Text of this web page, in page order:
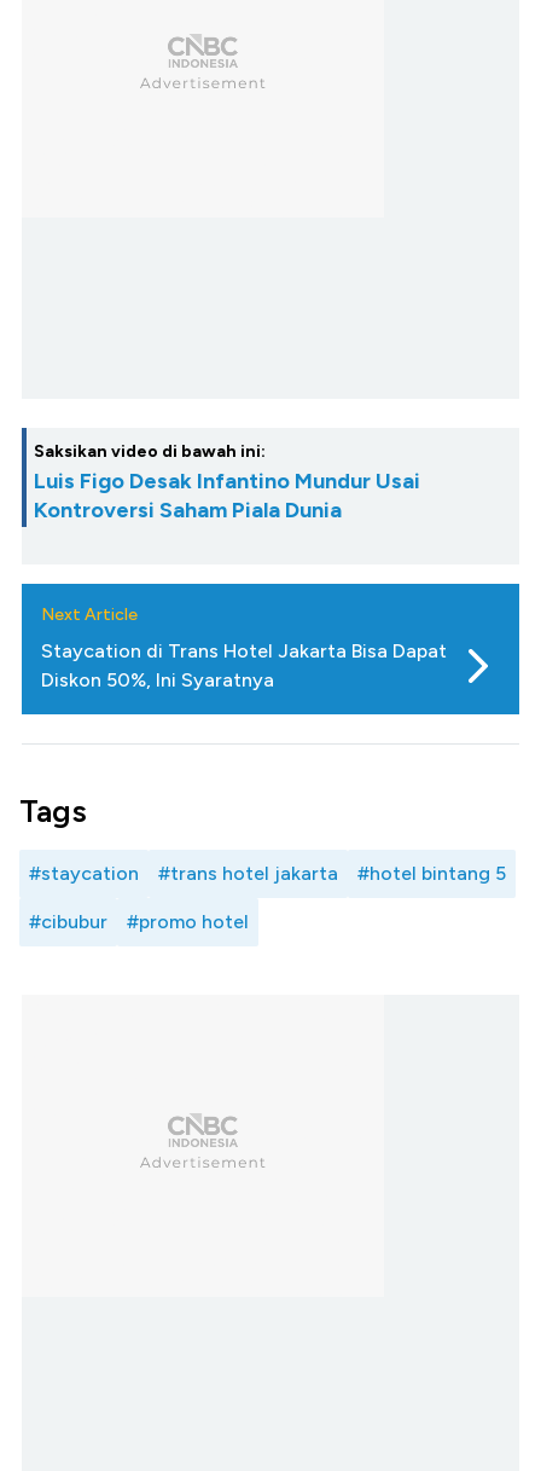
Saksikan video di bawah ini:
Luis Figo Desak Infantino Mundur Usai
Kontroversi Saham Piala Dunia
Next Article
Staycation di Trans Hotel Jakarta Bisa Dapat
Diskon 50%, Ini Syaratnya
Tags
#staycation #trans hotel jakarta #hotel bintang 5
#cibubur #promo hotel